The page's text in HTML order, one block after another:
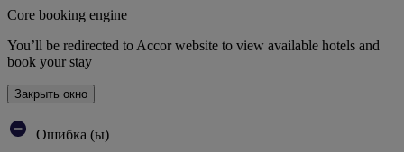
Core booking engine
You’ll be redirected to Accor website to view available hotels and
book your stay
Закрыть окно
Ошибка (ы)